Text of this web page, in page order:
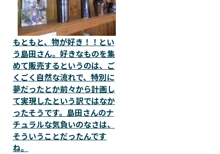
もともと、物が好き！！とい
う島田さん。好きなものを集
めて販売するというのは、ご
くごく自然な流れで、特別に
夢だったとか前々から計画し
て実現したという訳ではなか
ったそうです。島田さんのナ
チュラルな気負いのなさは、
そういうことだったんです
ね。